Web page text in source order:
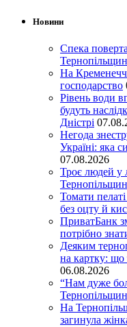
Новини
Спека
На
господарство
Рівень води
будуть
Дністрі
Негода
Україні: яка
07.08.2026
Троє людей у
Томати
без оцту й
ПриватБанк
потрібно
Деяким
на картку: що
06.08.2026
“Нам дуже
На
загинула